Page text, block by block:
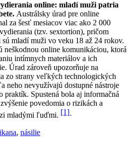
online: mladí muži patria
Austrálsky úrad pre online
za šesť mesiacov viac ako 2 000
(tzv. sextortion), pričom
mladí muži vo veku 18 až 24 rokov.
neškodnou online komunikáciou, ktorá
intímnych materiálov a ich
Úrad zároveň upozorňuje na
zo strany veľkých technologických
neho nevyužívajú dostupné nástroje
praktík. Spustená bola aj informačná
povedomia o rizikách a
mladými ľuďmi. [1]
, násilie